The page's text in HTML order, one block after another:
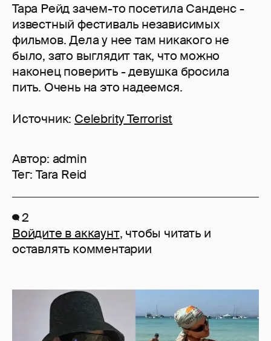
Тара Рейд зачем-то посетила Санденс -
известный фестиваль независимых
фильмов. Дела у нее там никакого не
было, зато выглядит так, что можно
наконец поверить - девушка бросила
пить. Очень на это надеемся.
Источник: Celebrity Terrorist
Автор: admin
Тег: Tara Reid
2
Войдите в аккаунт, чтобы читать и
оставлять комментарии